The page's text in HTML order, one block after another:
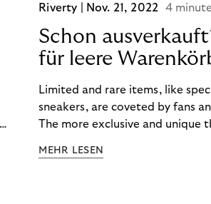
Riverty | Nov. 21, 2022 4
Schon
für leere
Limited and rare items, like
sneakers, are coveted by fans
The more exclusive and unique
industry uses artificial scarcity,
MEHR LESEN